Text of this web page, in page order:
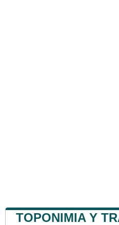
TOPONIMIA Y